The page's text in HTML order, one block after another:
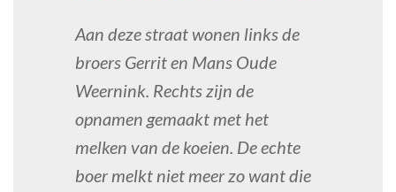
Aan deze straat wonen links de
broers Gerrit en Mans Oude
Weernink. Rechts zijn de
opnamen gemaakt met het
melken van de koeien. De echte
boer melkt niet meer zo want die